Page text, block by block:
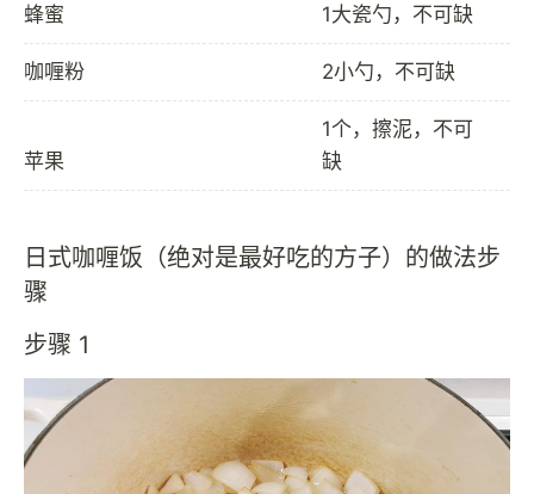
蜂蜜 1大瓷勺，不可缺
咖喱粉 2小勺，不可缺
苹果
1个，擦泥，不可
缺
日式咖喱饭（绝对是最好吃的方子）的做法步
骤
步骤 1